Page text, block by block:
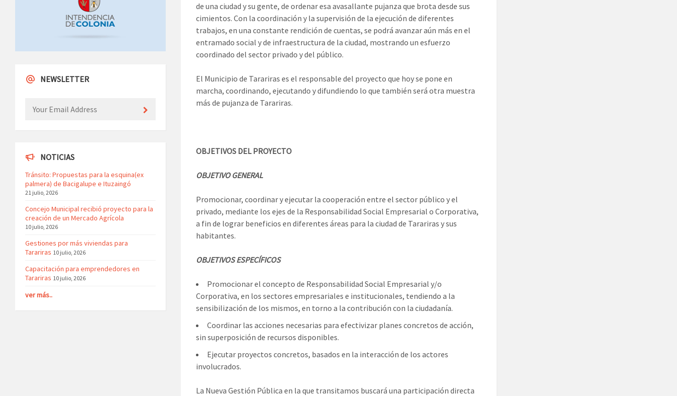
de una ciudad y su gente, de ordenar esa avasallante pujanza que brota desde sus
cimientos. Con la coordinación y la supervisión de la ejecución de diferentes
trabajos, en una constante rendición de cuentas, se podrá avanzar aún más en el
entramado social y de infraestructura de la ciudad, mostrando un esfuerzo
coordinado del sector privado y del público.
El Municipio de Tarariras es el responsable del proyecto que hoy se pone en
marcha, coordinando, ejecutando y difundiendo lo que también será otra muestra
más de pujanza de Tarariras.
OBJETIVOS DEL PROYECTO
OBJETIVO GENERAL
Promocionar, coordinar y ejecutar la cooperación entre el sector público y el
privado, mediante los ejes de la Responsabilidad Social Empresarial o Corporativa,
a fin de lograr beneficios en diferentes áreas para la ciudad de Tarariras y sus
habitantes.
OBJETIVOS ESPECÍFICOS
Promocionar el concepto de Responsabilidad Social Empresarial y/o
Corporativa, en los sectores empresariales e institucionales, tendiendo a la
sensibilización de los mismos, en torno a la contribución con la ciudadanía.
Coordinar las acciones necesarias para efectivizar planes concretos de acción,
sin superposición de recursos disponibles.
Ejecutar proyectos concretos, basados en la interacción de los actores
involucrados.
La Nueva Gestión Pública en la que transitamos buscará una participación directa
NEWSLETTER
NOTICIAS
Tránsito: Propuestas para la esquina(ex
palmera) de Bacigalupe e Ituzaingó
21 julio, 2026
Concejo Municipal recibió proyecto para la
creación de un Mercado Agrícola
10 julio, 2026
Gestiones por más viviendas para
Tarariras 10 julio, 2026
Capacitación para emprendedores en
Tarariras 10 julio, 2026
ver más..